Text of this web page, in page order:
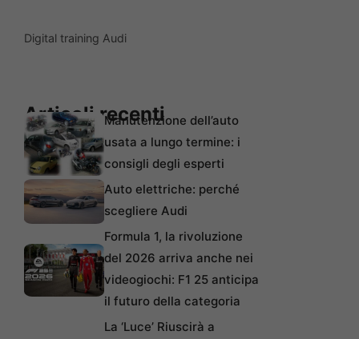
Digital training Audi
Articoli recentiManutenzione dell’auto
usata a lungo termine: i
consigli degli esperti
Auto elettriche: perché
scegliere Audi
Formula 1, la rivoluzione
del 2026 arriva anche nei
videogiochi: F1 25 anticipa
il futuro della categoria
La ‘Luce’ Riuscirà a